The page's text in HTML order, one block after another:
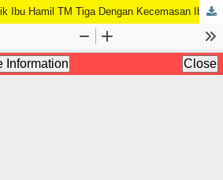
Hubungan Karakteristik Ibu Hamil TM Tiga Dengan Kecemasan Ibu Menghadapi Persalinan Di Metro